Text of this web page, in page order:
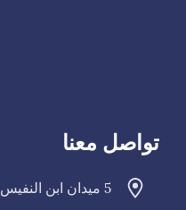
تواصل معنا
5 ميدان ابن النفيس – الكيت كات – الجيزة